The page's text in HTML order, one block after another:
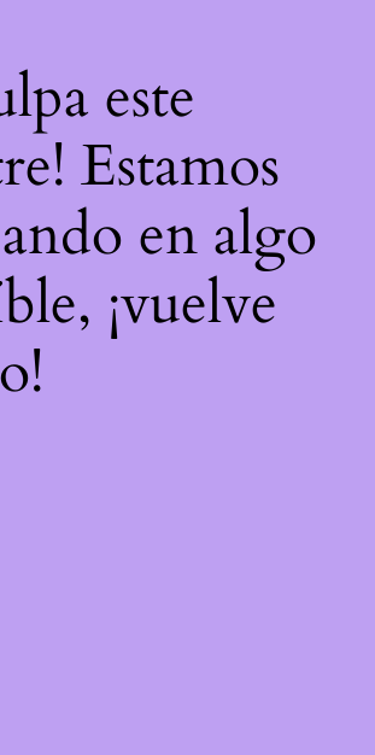
este
Estamos
en algo
¡vuelve